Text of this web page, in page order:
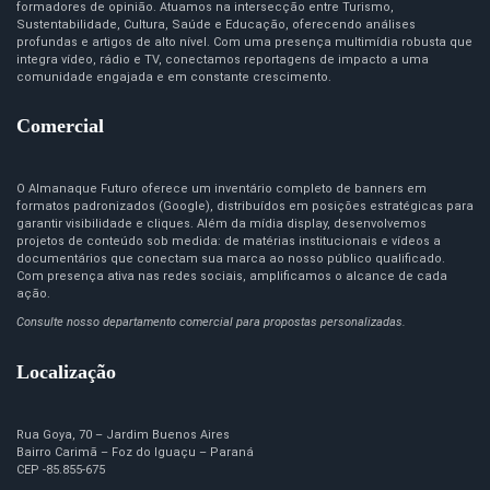
formadores de opinião. Atuamos na intersecção entre Turismo,
Sustentabilidade, Cultura, Saúde e Educação, oferecendo análises
profundas e artigos de alto nível. Com uma presença multimídia robusta que
integra vídeo, rádio e TV, conectamos reportagens de impacto a uma
comunidade engajada e em constante crescimento.
Comercial
O Almanaque Futuro oferece um inventário completo de banners em
formatos padronizados (Google), distribuídos em posições estratégicas para
garantir visibilidade e cliques. Além da mídia display, desenvolvemos
projetos de conteúdo sob medida: de matérias institucionais e vídeos a
documentários que conectam sua marca ao nosso público qualificado.
Com presença ativa nas redes sociais, amplificamos o alcance de cada
ação.
Consulte nosso departamento comercial para propostas personalizadas.
Localização
Rua Goya, 70 – Jardim Buenos Aires
Bairro Carimã – Foz do Iguaçu – Paraná
CEP -85.855-675